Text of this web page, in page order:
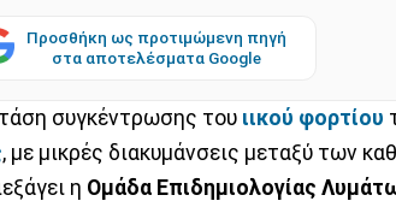
Προσθήκη ως προτιμώμενη πηγή
στα αποτελέσματα Google
συγκέντρωσης του ιικού φορτίου
, με μικρές διακυμάνσεις μεταξύ των
η Ομάδα Επιδημιολογίας